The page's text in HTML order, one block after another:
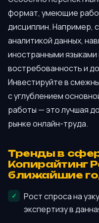
формат, умеющие
дисциплин. Например,
аналитикой данных,
иностранными
востребованность и
Инвестируйте в
с углублением
работы — это лучшая
рынке онлайн-труда.
Тренды в
Копирайтинг
ближайшие
Рост спроса на
экспертизу в